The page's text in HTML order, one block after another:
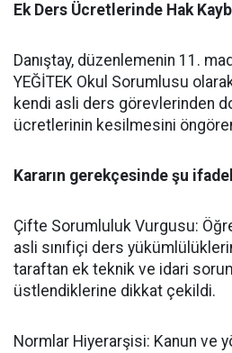
​Ek Ders Ücretlerinde Hak
​Danıştay, düzenlemenin 11.
YEĞİTEK Okul Sorumlusu
kendi asli ders görevlerinden
ücretlerinin kesilmesini
​Kararın gerekçesinde şu
​Çifte Sorumluluk Vurgusu:
asli sınıfiçi ders
taraftan ek teknik ve idari
üstlendiklerine dikkat çekildi.
​Normlar Hiyerarşisi: Kanun ve